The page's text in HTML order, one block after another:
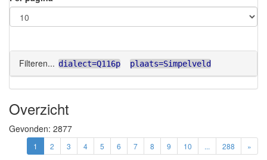
Filteren... dialect=Q116p plaats=Simpelveld
Overzicht
Gevonden: 2877
1 2 3 4 5 6 7 8 9 10 ... 288 »